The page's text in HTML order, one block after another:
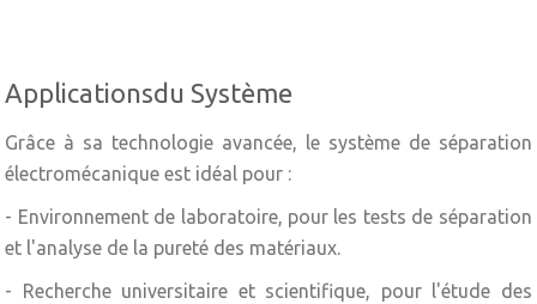
Applicationsdu Système
Grâce à sa technologie avancée, le système de séparation
électromécanique est idéal pour :
- Environnement de laboratoire, pour les tests de séparation
et l'analyse de la pureté des matériaux.
- Recherche universitaire et scientifique, pour l'étude des